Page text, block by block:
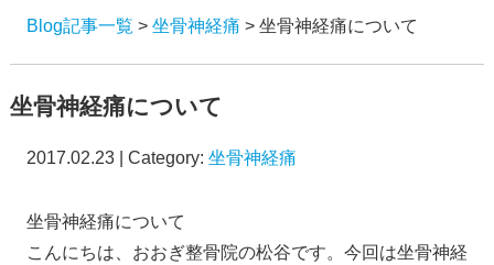
Blog記事一覧 > 坐骨神経痛 > 坐骨神経痛について
坐骨神経痛について
2017.02.23 | Category: 坐骨神経痛
坐骨神経痛について
こんにちは、おおぎ整骨院の松谷です。今回は坐骨神経